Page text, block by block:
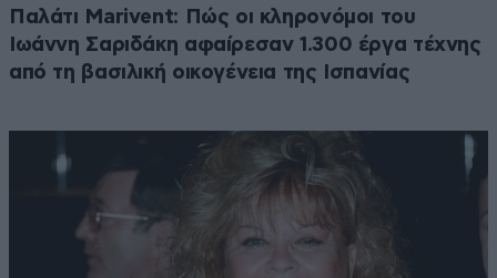
Παλάτι Marivent: Πώς οι κληρονόμοι του
Ιωάννη Σαριδάκη αφαίρεσαν 1.300 έργα τέχνης
από τη βασιλική οικογένεια της Ισπανίας